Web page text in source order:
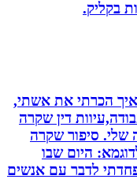
את אשתי,
דין שקרה
סיפור שקרה
היום שבו
לדבר עם אנשים